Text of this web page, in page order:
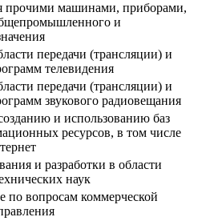
прочими машинами, приборами,
и
передачи (трансляции) и
телевидения
передачи (трансляции) и
звукового радиовещания
и использованию баз
ресурсов, в том числе
и разработки в области
наук
по вопросам коммерческой